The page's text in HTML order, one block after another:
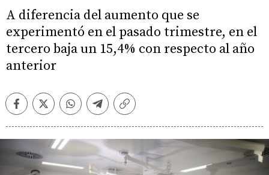
A diferencia del aumento que se
experimentó en el pasado trimestre, en el
tercero baja un 15,4% con respecto al año
anterior
FacebookTwitterWhatsappTelegramCopiar